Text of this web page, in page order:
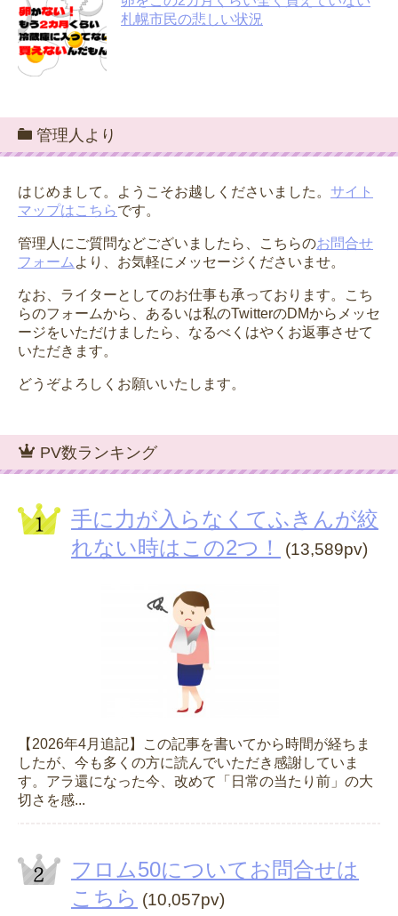
札幌市民の悲しい状況
管理人より
はじめまして。ようこそお越しくださいました。 サイト
マップはこちらです。
管理人にご質問などございましたら、こちらのお問合せ
フォーム より、お気軽にメッセージくださいませ。
なお、ライターとしてのお仕事も承っております。こち
らのフォームから、あるいは私のTwitterのDMからメッセ
ージをいただけましたら、なるべくはやくお返事させて
いただきます。
どうぞよろしくお願いいたします。
PV数ランキング
手に力が入らなくてふきんが絞
れない時はこの2つ！
(13,589pv)
【2026年4月追記】この記事を書いてから時間が経ちま
したが、今も多くの方に読んでいただき感謝していま
す。アラ還になった今、改めて「日常の当たり前」の大
切さを感...
フロム50についてお問合せは
こちら (10,057pv)